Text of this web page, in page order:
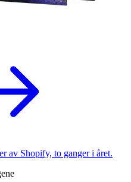
av Shopify, to ganger i året.